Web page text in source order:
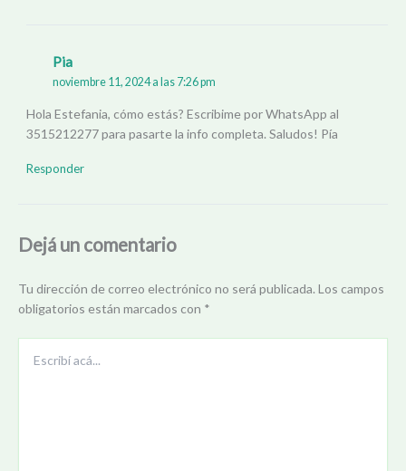
Pia
noviembre 11, 2024 a las 7:26 pm
Hola Estefania, cómo estás? Escribime por WhatsApp al
3515212277 para pasarte la info completa. Saludos! Pía
Responder
Dejá un comentario
Tu dirección de correo electrónico no será publicada. Los campos
obligatorios están marcados con *
acá...